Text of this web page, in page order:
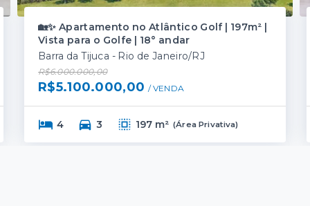
🏡✨ Apartamento no Atlântico Golf | 197m² |
Vista para o Golfe | 18° andar
Barra da Tijuca - Rio de Janeiro/RJ
R$6.000.000,00
R$5.100.000,00 / VENDA
4 3 197 m² (Área Privativa)